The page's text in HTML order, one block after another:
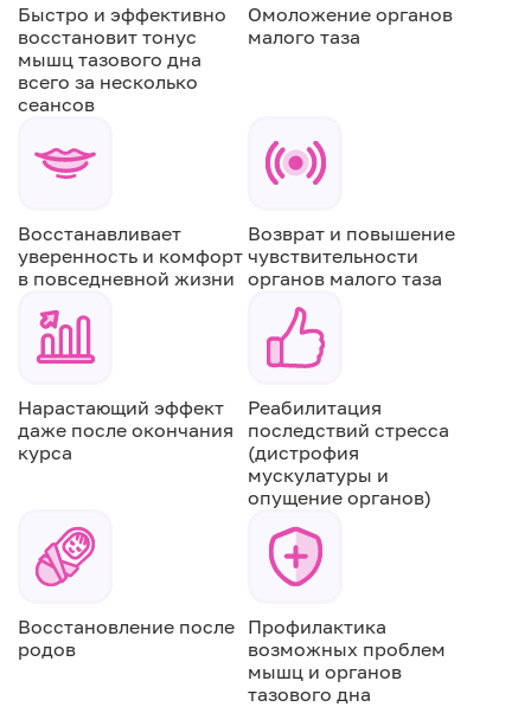
Быстро и эффективно
восстановит тонус
мышц тазового дна
всего за несколько
сеансов
Омоложение органов
малого таза
Восстанавливает
уверенность и комфорт
в повседневной жизни
Возврат и повышение
чувствительности
органов малого таза
Нарастающий эффект
даже после окончания
курса
Реабилитация
последствий стресса
(дистрофия
мускулатуры и
опущение органов)
Восстановление после
родов
Профилактика
возможных проблем
мышц и органов
тазового дна